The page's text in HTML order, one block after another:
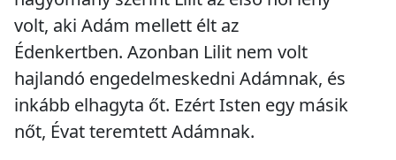
volt, aki Adám mellett élt az
Édenkertben. Azonban Lilit nem volt
hajlandó engedelmeskedni Adámnak, és
inkább elhagyta őt. Ezért Isten egy másik
nőt, Évat teremtett Adámnak.